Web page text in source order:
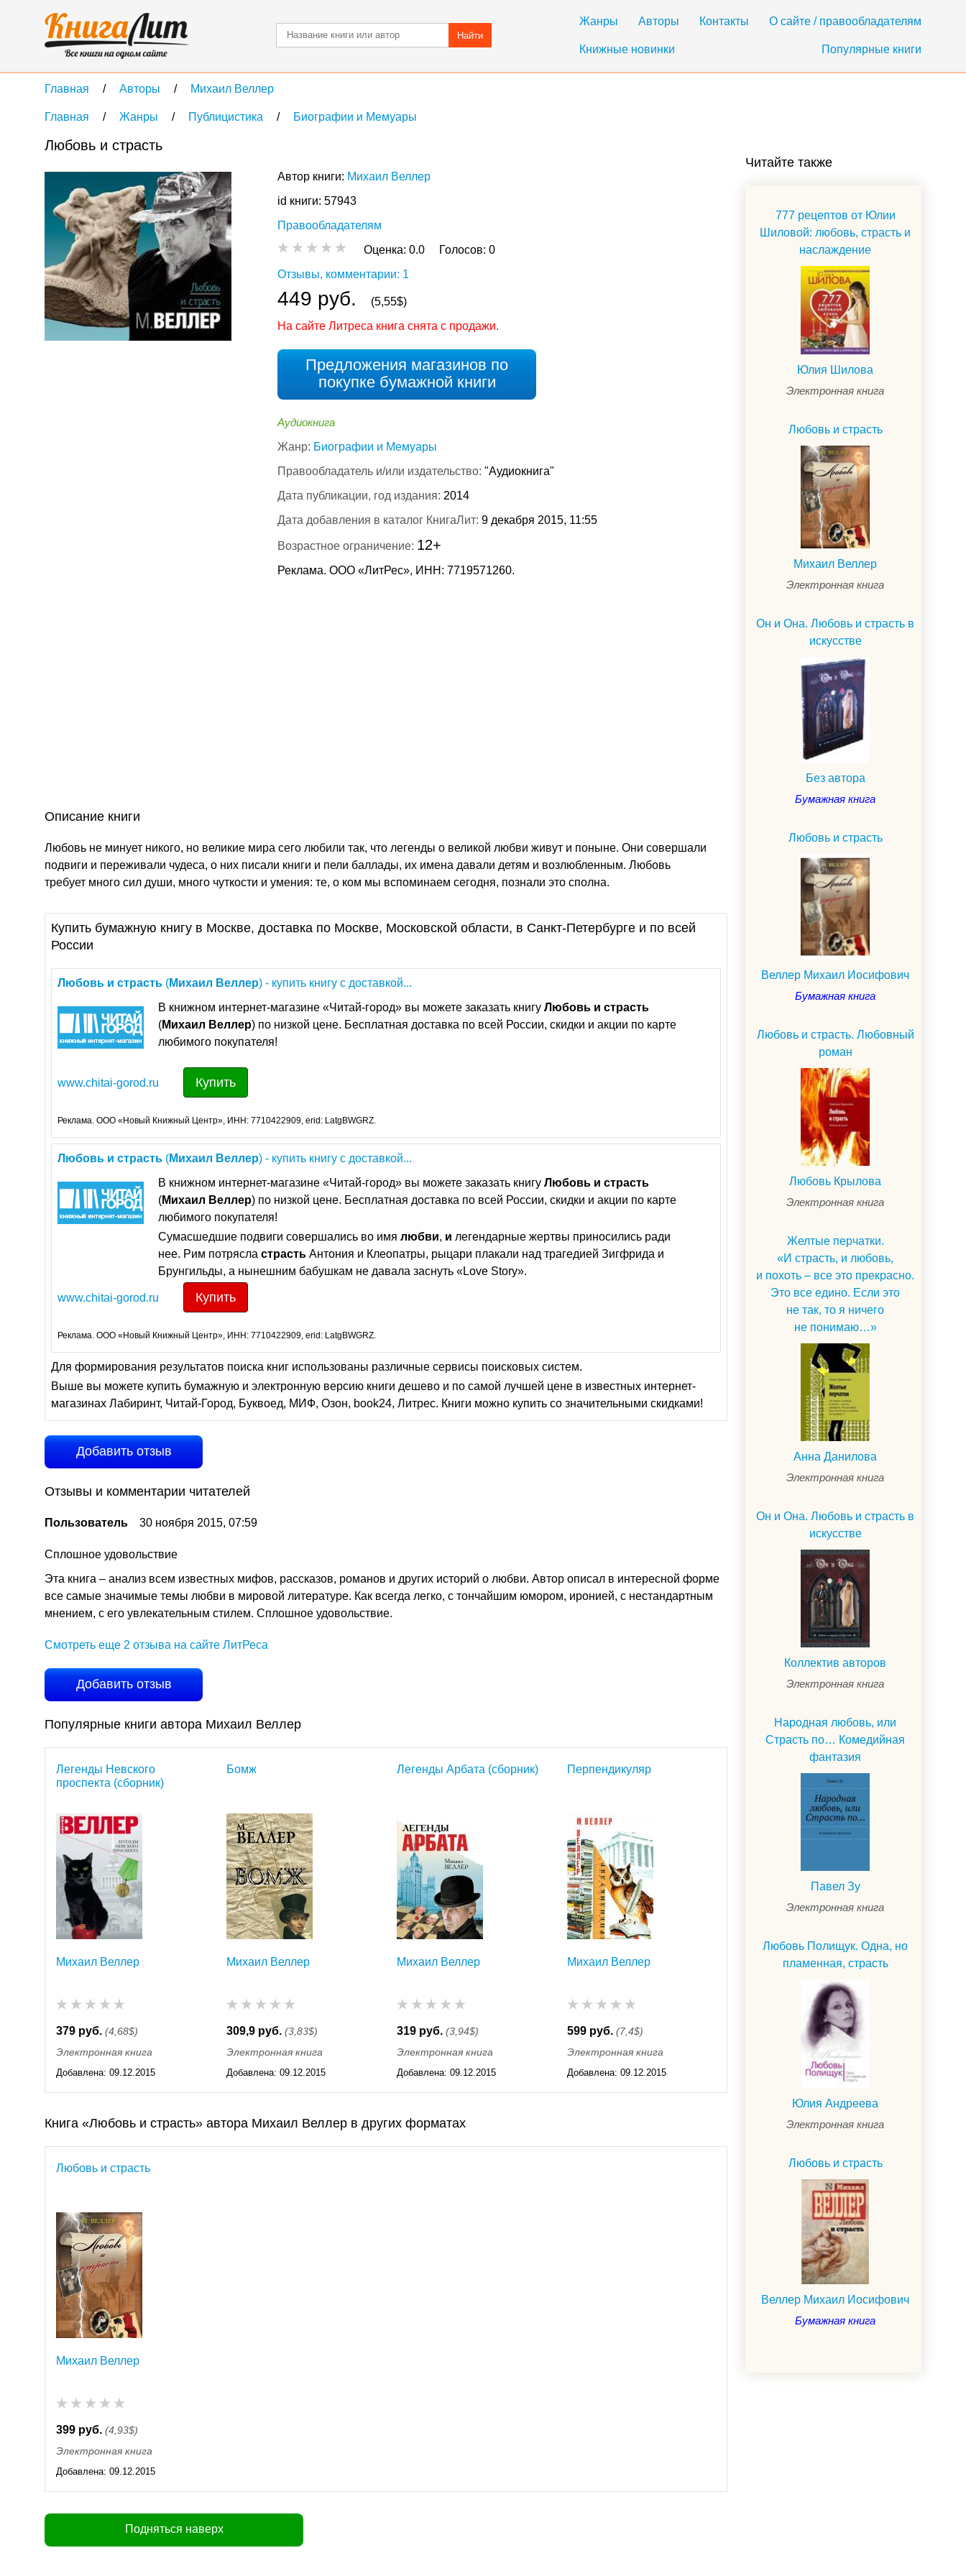
Жанры Авторы Контакты О сайте / правообладателям
Книжные новинки Популярные книги
Найти
Главная Авторы Михаил Веллер
Главная Жанры Публицистика Биографии и Мемуары
Любовь и страсть
Автор книги: Михаил Веллер
id книги: 57943
Правообладателям
Оценка: 0.0 Голосов: 0
Отзывы, комментарии: 1
449 руб.
(5,55$)
На сайте Литреса книга снята с продажи.
Предложения магазинов по
покупке бумажной книги
Аудиокнига
Жанр: Биографии и Мемуары
Правообладатель и/или издательство: "Аудиокнига"
Дата публикации, год издания: 2014
Дата добавления в каталог КнигаЛит: 9 декабря 2015, 11:55
Возрастное ограничение: 12+
Реклама. ООО «ЛитРес», ИНН: 7719571260.
Описание книги
Любовь не минует никого, но великие мира сего любили так, что легенды о великой любви живут и поныне. Они совершали
подвиги и переживали чудеса, о них писали книги и пели баллады, их имена давали детям и возлюбленным. Любовь
требует много сил души, много чуткости и умения: те, о ком мы вспоминаем сегодня, познали это сполна.
Купить бумажную книгу в Москве, доставка по Москве, Московской области, в Санкт-Петербурге и по всей
России
Любовь и страсть (Михаил Веллер) - купить книгу с доставкой...
В книжном интернет-магазине «Читай-город» вы можете заказать книгу Любовь и страсть
(Михаил Веллер) по низкой цене. Бесплатная доставка по всей России, скидки и акции по карте
любимого покупателя!
www.chitai-gorod.ru Купить
Реклама. ООО «Новый Книжный Центр», ИНН: 7710422909, erid: LatgBWGRZ.
Любовь и страсть (Михаил Веллер) - купить книгу с доставкой...
В книжном интернет-магазине «Читай-город» вы можете заказать книгу Любовь и страсть
(Михаил Веллер) по низкой цене. Бесплатная доставка по всей России, скидки и акции по карте
любимого покупателя!
Сумасшедшие подвиги совершались во имя любви, и легендарные жертвы приносились ради
нее. Рим потрясла страсть Антония и Клеопатры, рыцари плакали над трагедией Зигфрида и
Брунгильды, а нынешним бабушкам не давала заснуть «Love Story».
www.chitai-gorod.ru Купить
Реклама. ООО «Новый Книжный Центр», ИНН: 7710422909, erid: LatgBWGRZ.
Для формирования результатов поиска книг использованы различные сервисы поисковых систем.
Выше вы можете купить бумажную и электронную версию книги дешево и по самой лучшей цене в известных интернет-
магазинах Лабиринт, Читай-Город, Буквоед, МИФ, Озон, book24, Литрес. Книги можно купить со значительными скидками!
Добавить отзыв
Отзывы и комментарии читателей
Пользователь 30 ноября 2015, 07:59
Сплошное удовольствие
Эта книга – анализ всем известных мифов, рассказов, романов и других историй о любви. Автор описал в интересной форме
все самые значимые темы любви в мировой литературе. Как всегда легко, с тончайшим юмором, иронией, с нестандартным
мнением, с его увлекательным стилем. Сплошное удовольствие.
Смотреть еще 2 отзыва на сайте ЛитРеса
Добавить отзыв
Популярные книги автора Михаил Веллер
Легенды Невского
проспекта (сборник)
Михаил Веллер
379 руб. (4,68$)
Электронная книга
Добавлена: 09.12.2015
11:55
Бомж
Михаил Веллер
309,9 руб. (3,83$)
Электронная книга
Добавлена: 09.12.2015
11:55
Легенды Арбата (сборник)
Михаил Веллер
319 руб. (3,94$)
Электронная книга
Добавлена: 09.12.2015
11:55
Перпендикуляр
Михаил Веллер
599 руб. (7,4$)
Электронная книга
Добавлена: 09.12.2015
11:55
Книга «Любовь и страсть» автора Михаил Веллер в других форматах
Любовь и страсть
Михаил Веллер
399 руб. (4,93$)
Электронная книга
Добавлена: 09.12.2015
11:55
Подняться наверх
Читайте также
777 рецептов от Юлии
Шиловой: любовь, страсть и
наслаждение
Юлия Шилова
Электронная книга
Любовь и страсть
Михаил Веллер
Электронная книга
Он и Она. Любовь и страсть в
искусстве
Без автора
Бумажная книга
Любовь и страсть
Веллер Михаил Иосифович
Бумажная книга
Любовь и страсть. Любовный
роман
Любовь Крылова
Электронная книга
Желтые перчатки.
«И страсть, и любовь,
и похоть – все это прекрасно.
Это все едино. Если это
не так, то я ничего
не понимаю…»
Анна Данилова
Электронная книга
Он и Она. Любовь и страсть в
искусстве
Коллектив авторов
Электронная книга
Народная любовь, или
Страсть по… Комедийная
фантазия
Павел Зу
Электронная книга
Любовь Полищук. Одна, но
пламенная, страсть
Юлия Андреева
Электронная книга
Любовь и страсть
Веллер Михаил Иосифович
Бумажная книга